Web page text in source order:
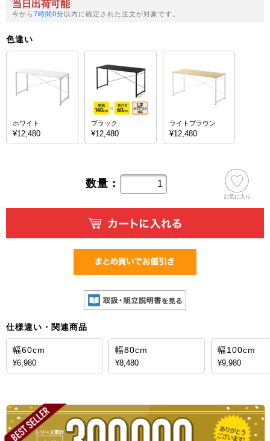
当日出荷可能
今から7時間0分以内に確定された注文が対象です。
色違い
ホワイト
¥12,480
ブラック
¥12,480
ライトブラウン
¥12,480
数量：
お気に入り
仕様違い・関連商品
幅60cm
¥6,980
幅80cm
¥8,480
幅100cm
¥9,980